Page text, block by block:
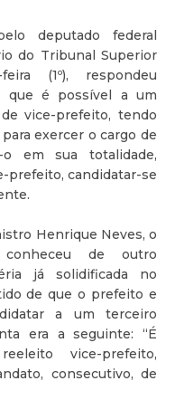
deputado federal
do Tribunal Superior
(1º), respondeu
que é possível a um
vice-prefeito, tendo
exercer o cargo de
o em sua totalidade,
prefeito, candidatar-se
Henrique Neves, o
de outro
já solidificada no
de que o prefeito e
a um terceiro
era a seguinte: “É
vice-prefeito,
consecutivo, de